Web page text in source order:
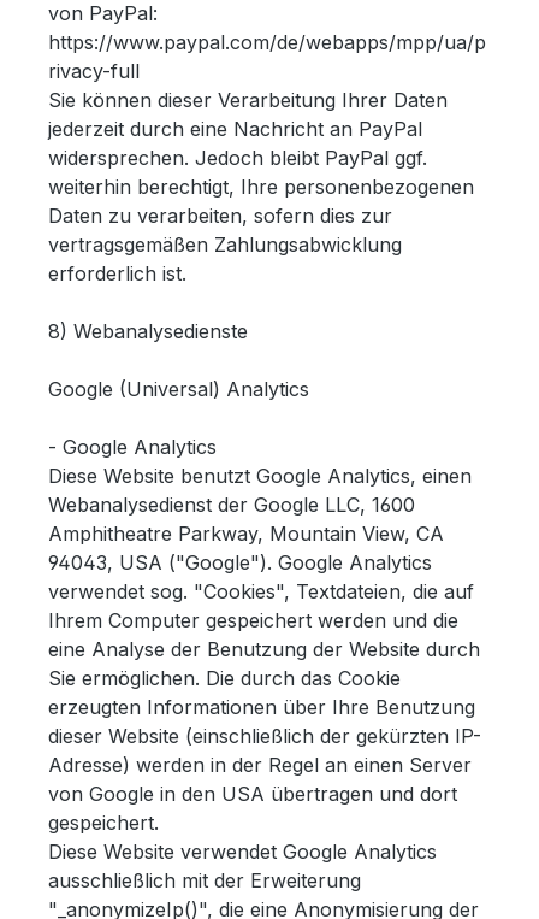
von PayPal:
https://www.paypal.com/de/webapps/mpp/ua/p
rivacy-full
Sie können dieser Verarbeitung Ihrer Daten
jederzeit durch eine Nachricht an PayPal
widersprechen. Jedoch bleibt PayPal ggf.
weiterhin berechtigt, Ihre personenbezogenen
Daten zu verarbeiten, sofern dies zur
vertragsgemäßen Zahlungsabwicklung
erforderlich ist.
8) Webanalysedienste
Google (Universal) Analytics
- Google Analytics
Diese Website benutzt Google Analytics, einen
Webanalysedienst der Google LLC, 1600
Amphitheatre Parkway, Mountain View, CA
94043, USA ("Google"). Google Analytics
verwendet sog. "Cookies", Textdateien, die auf
Ihrem Computer gespeichert werden und die
eine Analyse der Benutzung der Website durch
Sie ermöglichen. Die durch das Cookie
erzeugten Informationen über Ihre Benutzung
dieser Website (einschließlich der gekürzten IP-
Adresse) werden in der Regel an einen Server
von Google in den USA übertragen und dort
gespeichert.
Diese Website verwendet Google Analytics
ausschließlich mit der Erweiterung
"_anonymizeIp()", die eine Anonymisierung der